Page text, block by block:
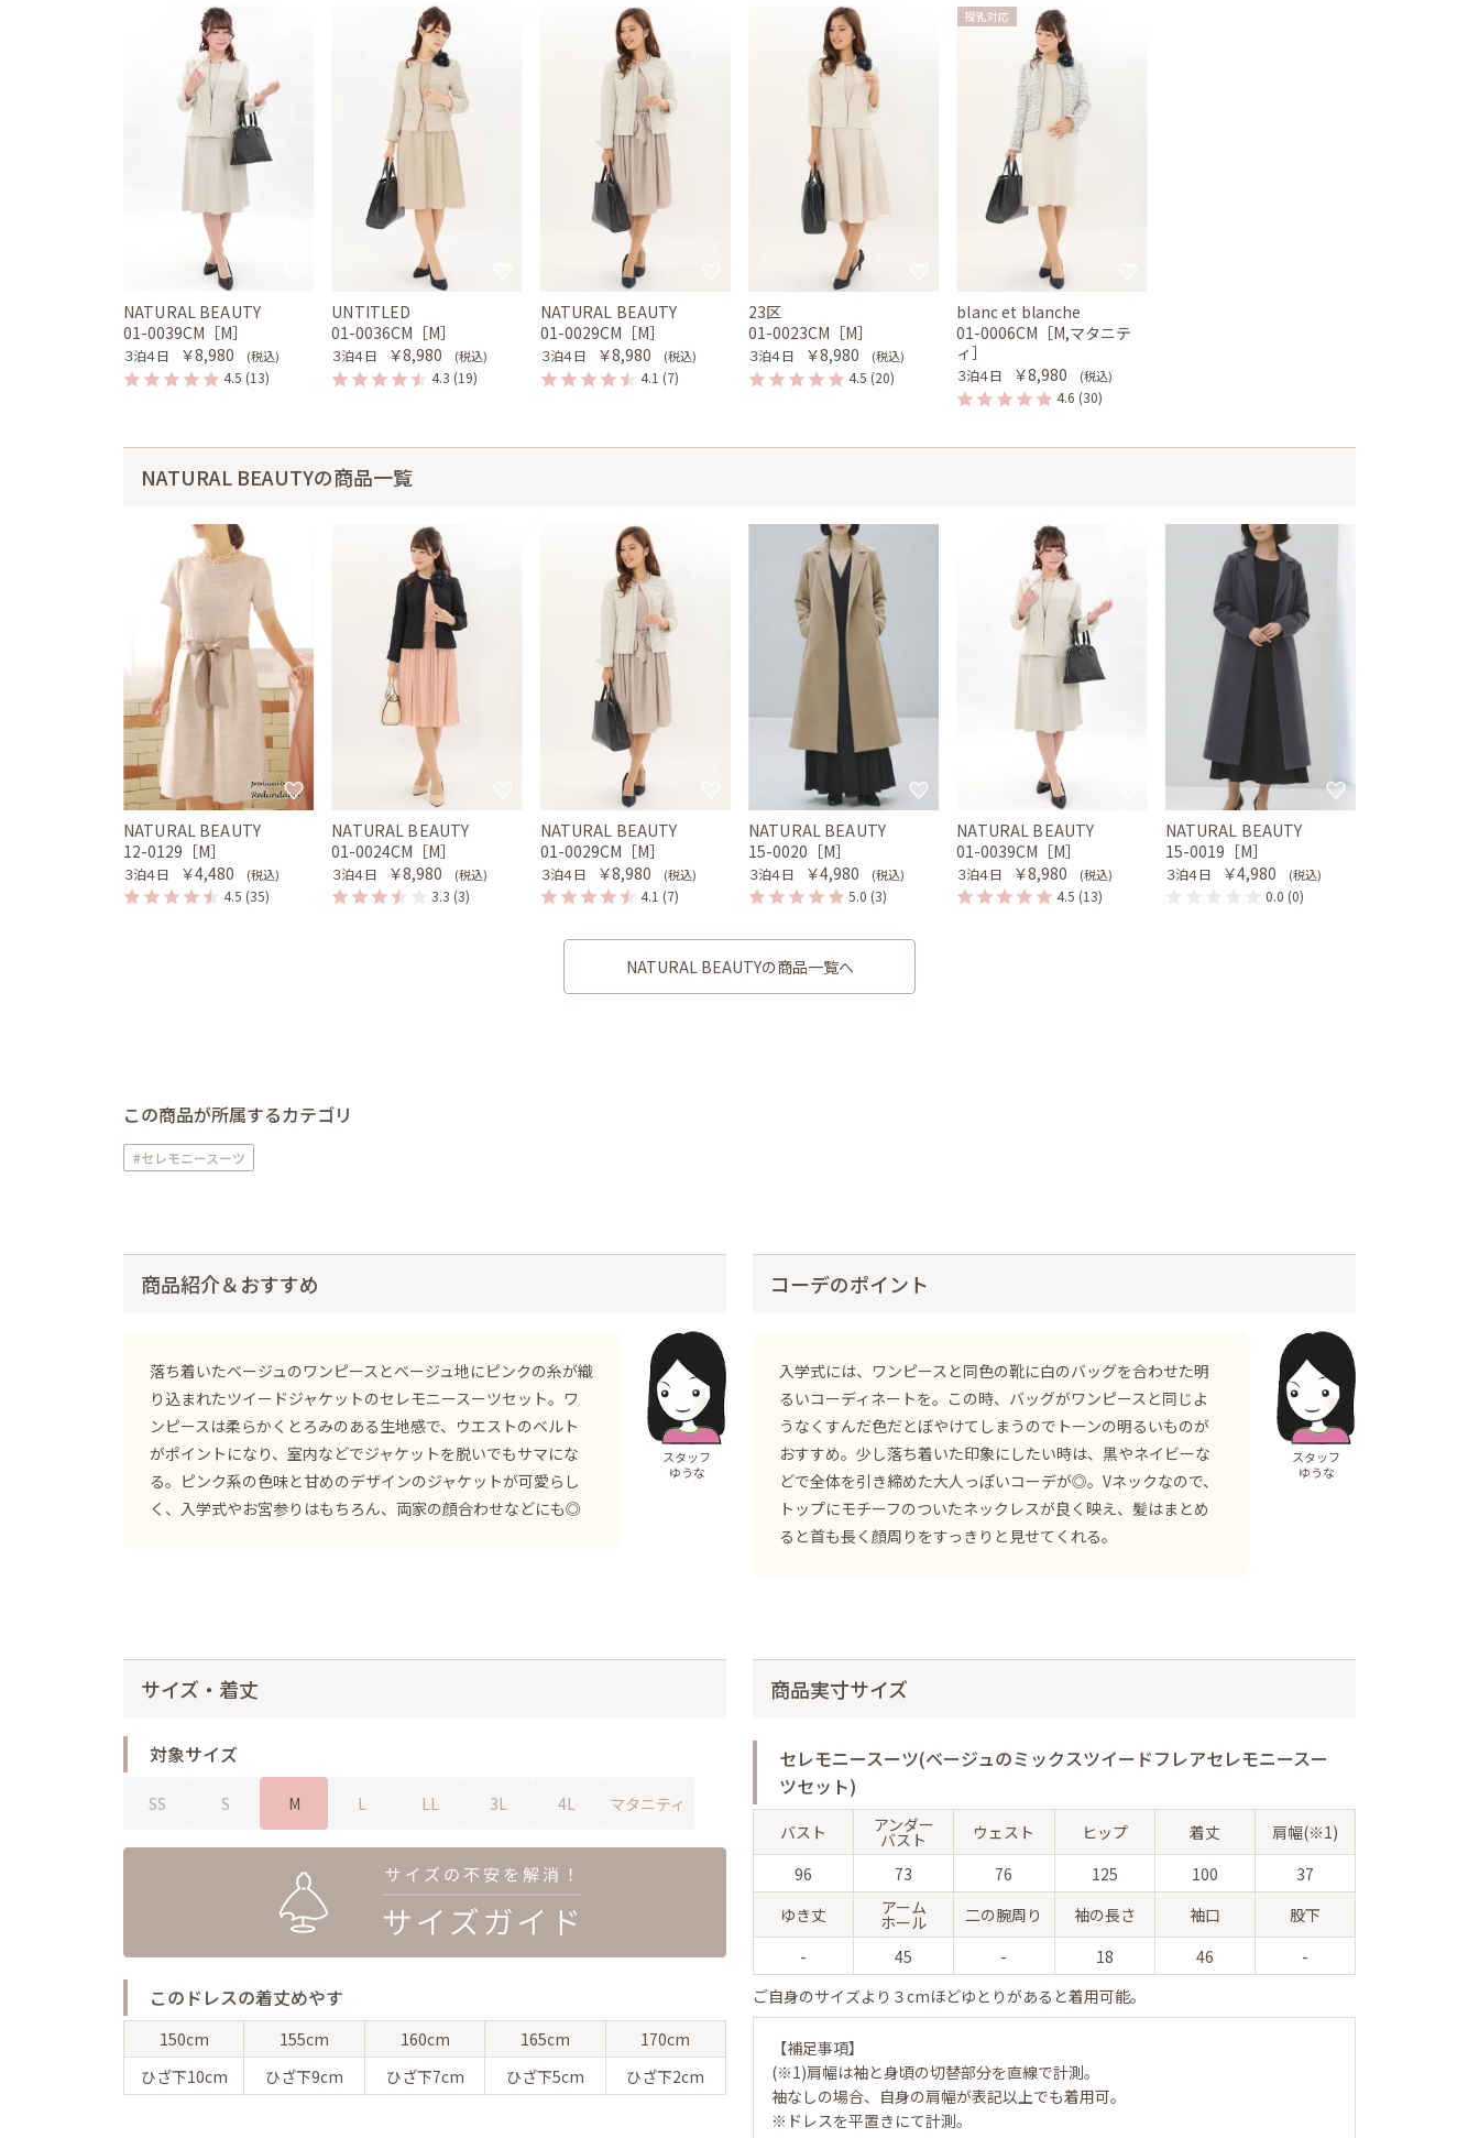
NATURAL BEAUTY
01-0039CM［M］
３泊４日 ￥8,980 (税込)
4.5 (13)
UNTITLED
01-0036CM［M］
３泊４日 ￥8,980 (税込)
4.3 (19)
NATURAL BEAUTY
01-0029CM［M］
３泊４日 ￥8,980 (税込)
4.1 (7)
23区
01-0023CM［M］
３泊４日 ￥8,980 (税込)
4.5 (20)
授乳対応
blanc et blanche
01-0006CM［M,マタニテ
ィ］
３泊４日 ￥8,980 (税込)
4.6 (30)
NATURAL BEAUTYの商品一覧
NATURAL BEAUTY
12-0129［M］
３泊４日 ￥4,480 (税込)
4.5 (35)
NATURAL BEAUTY
01-0024CM［M］
３泊４日 ￥8,980 (税込)
3.3 (3)
NATURAL BEAUTY
01-0029CM［M］
３泊４日 ￥8,980 (税込)
4.1 (7)
NATURAL BEAUTY
15-0020［M］
３泊４日 ￥4,980 (税込)
5.0 (3)
NATURAL BEAUTY
01-0039CM［M］
３泊４日 ￥8,980 (税込)
4.5 (13)
NATURAL BEAUTY
15-0019［M］
３泊４日 ￥4,980 (税込)
0.0 (0)
NATURAL BEAUTYの商品一覧へ
この商品が所属するカテゴリ
#セレモニースーツ
商品紹介＆おすすめ
落ち着いたベージュのワンピースとベージュ地にピンクの糸が織
り込まれたツイードジャケットのセレモニースーツセット。ワ
ンピースは柔らかくとろみのある生地感で、ウエストのベルト
がポイントになり、室内などでジャケットを脱いでもサマにな
る。ピンク系の色味と甘めのデザインのジャケットが可愛らし
く、入学式やお宮参りはもちろん、両家の顔合わせなどにも◎
スタッフ
ゆうな
コーデのポイント
入学式には、ワンピースと同色の靴に白のバッグを合わせた明
るいコーディネートを。この時、バッグがワンピースと同じよ
うなくすんだ色だとぼやけてしまうのでトーンの明るいものが
おすすめ。少し落ち着いた印象にしたい時は、黒やネイビーな
どで全体を引き締めた大人っぽいコーデが◎。Vネックなので、
トップにモチーフのついたネックレスが良く映え、髪はまとめ
ると首も長く顔周りをすっきりと見せてくれる。
スタッフ
ゆうな
サイズ・着丈
対象サイズ
SS S M L LL 3L 4L マタニティ
このドレスの着丈めやす
150cm 155cm 160cm 165cm
170cm
ひざ下10cm ひざ下9cm ひざ下7cm ひざ下5cm ひざ下2cm
商品実寸サイズ
セレモニースーツ(ベージュのミックスツイードフレアセレモニースー
ツセット)
バスト アンダー
バスト ウェスト ヒップ 着丈
肩幅(※1)
96
73 76 125 100
37
ゆき丈
アーム
ホール 二の腕周り 袖の長さ 袖口
股下
-
45 - 18 46
-
ご自身のサイズより３cmほどゆとりがあると着用可能。
【補足事項】
(※1)肩幅は袖と身頃の切替部分を直線で計測。
袖なしの場合、自身の肩幅が表記以上でも着用可。
※ドレスを平置きにて計測。